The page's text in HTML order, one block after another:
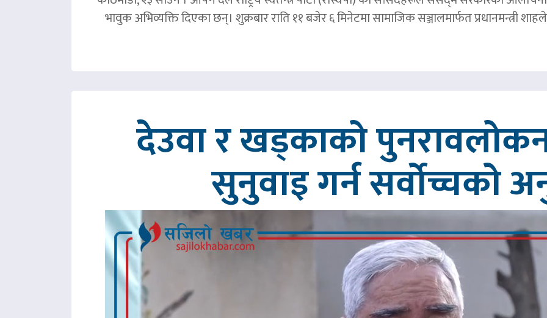
भावुक अभिव्यक्ति दिएका छन्। शुक्रबार राति ११ बजेर ६ मिनेटमा सामाजिक सञ्जालमार्फत
देउवा र खड्काको
सुनुवाइ गर्न सर्वोच्चको